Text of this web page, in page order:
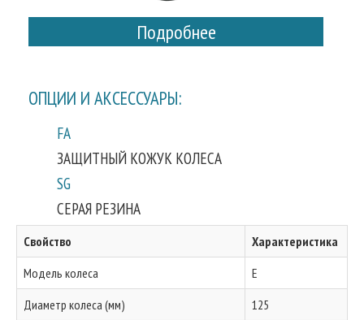
Подробнее
ОПЦИИ И АКСЕССУАРЫ:
FA
ЗАЩИТНЫЙ КОЖУК КОЛЕСА
SG
СЕРАЯ РЕЗИНА
Свойство
Характеристика
Модель колеса
E
Диаметр колеса (мм)
125